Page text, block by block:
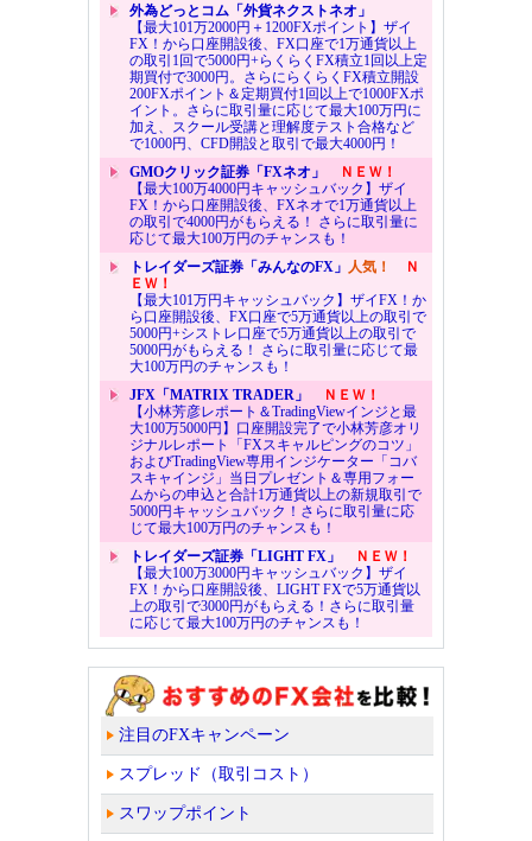
外為どっとコム「外貨ネクストネオ」
【最大101万2000円＋1200FXポイント】ザイ
FX！から口座開設後、FX口座で1万通貨以上
の取引1回で5000円+らくらくFX積立1回以上定
期買付で3000円。さらにらくらくFX積立開設
200FXポイント＆定期買付1回以上で1000FXポ
イント。さらに取引量に応じて最大100万円に
加え、スクール受講と理解度テスト合格など
で1000円、CFD開設と取引で最大4000円！
GMOクリック証券「FXネオ」
ＮＥＷ！
【最大100万4000円キャッシュバック】ザイ
FX！から口座開設後、FXネオで1万通貨以上
の取引で4000円がもらえる！ さらに取引量に
応じて最大100万円のチャンスも！
トレイダーズ証券「みんなのFX」 人気！
Ｎ
ＥＷ！
【最大101万円キャッシュバック】ザイFX！か
ら口座開設後、FX口座で5万通貨以上の取引で
5000円+シストレ口座で5万通貨以上の取引で
5000円がもらえる！ さらに取引量に応じて最
大100万円のチャンスも！
JFX「MATRIX TRADER」
ＮＥＷ！
【小林芳彦レポート＆TradingViewインジと最
大100万5000円】口座開設完了で小林芳彦オリ
ジナルレポート「FXスキャルピングのコツ」
およびTradingView専用インジケーター「コバ
スキャインジ」当日プレゼント＆専用フォー
ムからの申込と合計1万通貨以上の新規取引で
5000円キャッシュバック！さらに取引量に応
じて最大100万円のチャンスも！
トレイダーズ証券「LIGHT FX」
ＮＥＷ！
【最大100万3000円キャッシュバック】ザイ
FX！から口座開設後、LIGHT FXで5万通貨以
上の取引で3000円がもらえる！さらに取引量
に応じて最大100万円のチャンスも！
注目のFXキャンペーン
スプレッド（取引コスト）
スワップポイント